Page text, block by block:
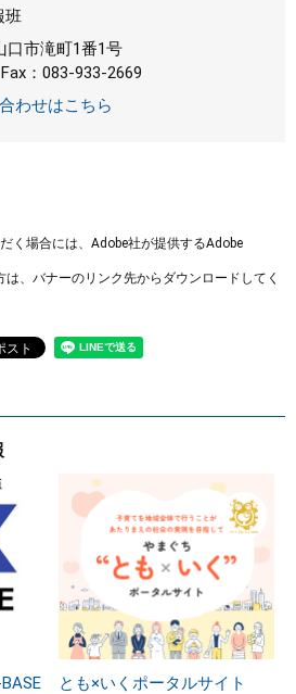
班
口市滝町1番1号
Fax：083-933-2669
わせはこちら
く場合には、Adobe社が提供するAdobe
、バナーのリンク先からダウンロードしてく
とも×いくポータルサイト